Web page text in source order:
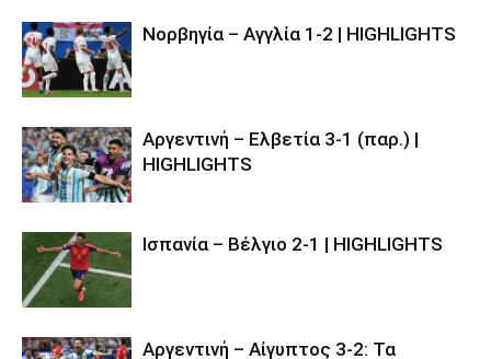
Νορβηγία – Αγγλία 1-2 | HIGHLIGHTS
Αργεντινή – Ελβετία 3-1 (παρ.) |
HIGHLIGHTS
Ισπανία – Βέλγιο 2-1 | HIGHLIGHTS
Αργεντινή – Αίγυπτος 3-2: Τα